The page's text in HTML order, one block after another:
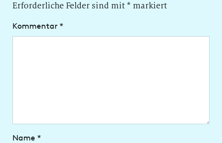
Erforderliche Felder sind mit* markiert
Kommentar *
Name *